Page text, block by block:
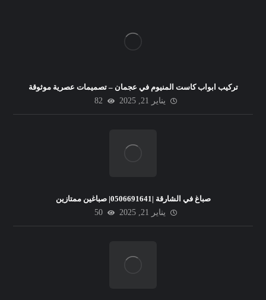
تركيب ابواب كاست المنيوم في عجمان – تصميمات عصرية موثوقة
يناير 21, 2025
82
صباغ في الشارقة |0506691641| صباغين ممتازين
يناير 21, 2025
50